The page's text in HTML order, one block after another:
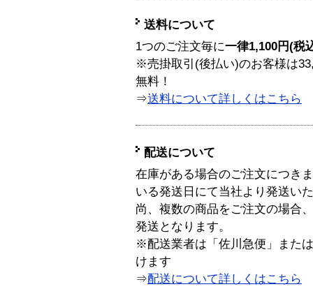
送料について
1つのご注文毎に一律1,100円(税
※売掛取引(後払い)のお客様は
無料！
⇒送料について詳しくはこちら
配送について
在庫がある場合のご注文につき
いる発送日にて当社より発送い
尚、複数の商品をご注文の場合
発送となります。
※配送業者は「佐川急便」また
けます
⇒配送について詳しくはこちら